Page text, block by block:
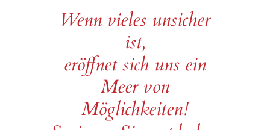
Wenn vieles unsicher
ist,
eröffnet sich uns ein
Meer von
Möglichkeiten!